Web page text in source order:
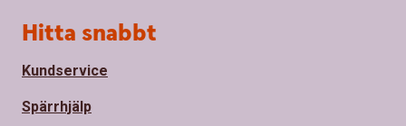
Sidfot
Hitta snabbt
Kundservice
Spärrhjälp